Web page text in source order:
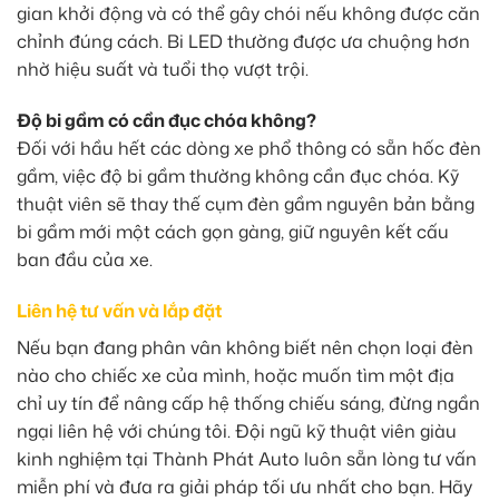
gian khởi động và có thể gây chói nếu không được căn
chỉnh đúng cách. Bi LED thường được ưa chuộng hơn
nhờ hiệu suất và tuổi thọ vượt trội.
Độ bi gầm có cần đục chóa không?
Đối với hầu hết các dòng xe phổ thông có sẵn hốc đèn
gầm, việc độ bi gầm thường không cần đục chóa. Kỹ
thuật viên sẽ thay thế cụm đèn gầm nguyên bản bằng
bi gầm mới một cách gọn gàng, giữ nguyên kết cấu
ban đầu của xe.
Liên hệ tư vấn và lắp đặt
Nếu bạn đang phân vân không biết nên chọn loại đèn
nào cho chiếc xe của mình, hoặc muốn tìm một địa
chỉ uy tín để nâng cấp hệ thống chiếu sáng, đừng ngần
ngại liên hệ với chúng tôi. Đội ngũ kỹ thuật viên giàu
kinh nghiệm tại Thành Phát Auto luôn sẵn lòng tư vấn
miễn phí và đưa ra giải pháp tối ưu nhất cho bạn. Hãy